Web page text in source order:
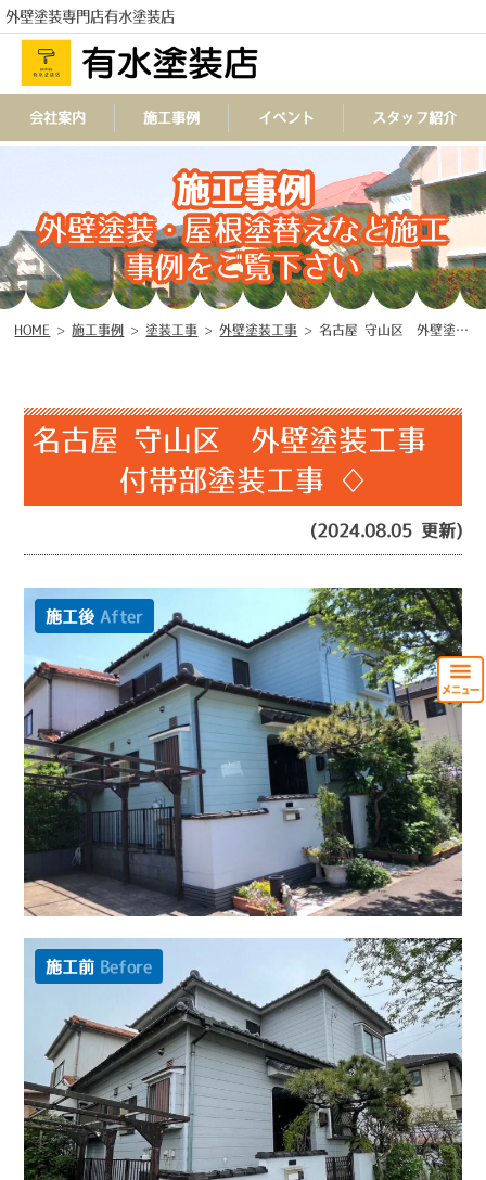
外壁塗装専門店有水塗装店
TEL
会社案内 施工事例 イベント スタッフ紹介
施工事例
外壁塗装・屋根塗替えなど施工
事例をご覧下さい
HOME > 施工事例 > 塗装工事 >外壁塗装工事 >名古屋 守山区 外壁塗装工事 付帯部塗装工事 ♢
名古屋 守山区 外壁塗装工事
付帯部塗装工事 ♢
(2024.08.05 更新)
施工後 After
施工前 Before